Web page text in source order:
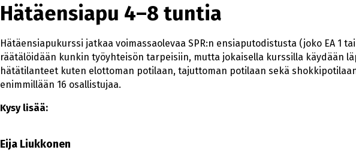
Hätäensiapu 4–8 tuntia
Hätäensiapukurssi jatkaa voimassaolevaa SPR:n ensiaputodistusta (joko EA 1
räätälöidään kunkin työyhteisön tarpeisiin, mutta jokaisella kurssilla käydään
hätätilanteet kuten elottoman potilaan, tajuttoman potilaan sekä
enimmillään 16 osallistujaa.
Kysy lisää:
Eija Liukkonen